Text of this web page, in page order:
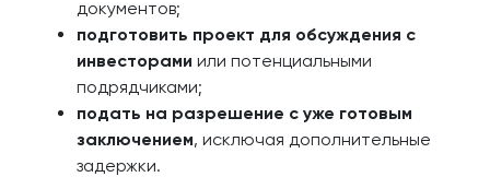
документов;
подготовить проект для обсуждения с
инвесторами или потенциальными
подрядчиками;
подать на разрешение с уже готовым
заключением, исключая дополнительные
задержки.